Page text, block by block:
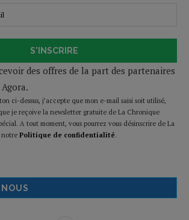
S'INSCRIRE
des offres de la part des partenaires
ci-dessus, j’accepte que mon e-mail saisi soit utilisé,
je reçoive la newsletter gratuite de La Chronique
A tout moment, vous pourrez vous désinscrire de La
notre Politique de confidentialité.